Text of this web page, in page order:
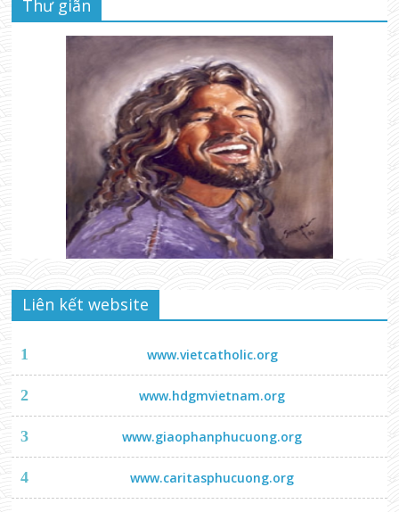
Thư giãn
Liên kết website
1 www.vietcatholic.org
2 www.hdgmvietnam.org
3 www.giaophanphucuong.org
4 www.caritasphucuong.org